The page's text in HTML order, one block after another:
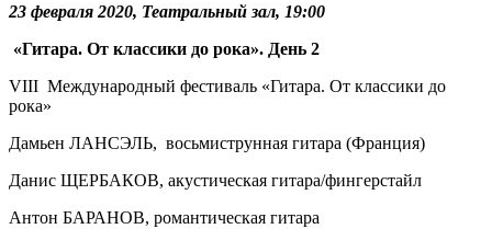
23 февраля 2020, Театральный зал, 19:00
«Гитара. От классики до рока». День 2
VIII Международный фестиваль «Гитара. От классики до
рока»
Дамьен ЛАНСЭЛЬ, восьмиструнная гитара (Франция)
Данис ЩЕРБАКОВ, акустическая гитара/фингерстайл
Антон БАРАНОВ, романтическая гитара